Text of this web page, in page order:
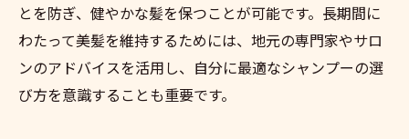
とを防ぎ、健やかな髪を保つことが可能です。長期間に
わたって美髪を維持するためには、地元の専門家やサロ
ンのアドバイスを活用し、自分に最適なシャンプーの選
び方を意識することも重要です。